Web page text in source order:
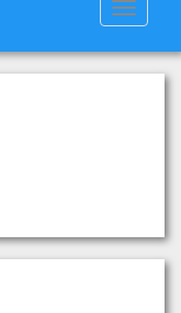
Toggle